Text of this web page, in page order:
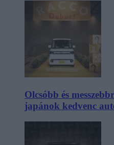
Olcsóbb és
japánok kedvenc